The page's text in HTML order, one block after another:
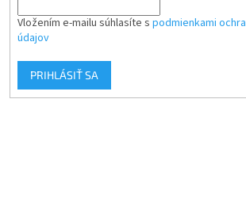
Vložením e-mailu súhlasíte s podmienkami
údajov
PRIHLÁSIŤ SA